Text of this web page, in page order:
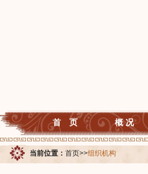
首 页 概 况
当前位置： 首页>>组织机构